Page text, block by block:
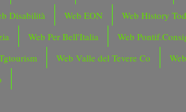
Disabilità Web EON
Web History
Web Per Bell'Italia
Web
Web Valle del Tevere Co